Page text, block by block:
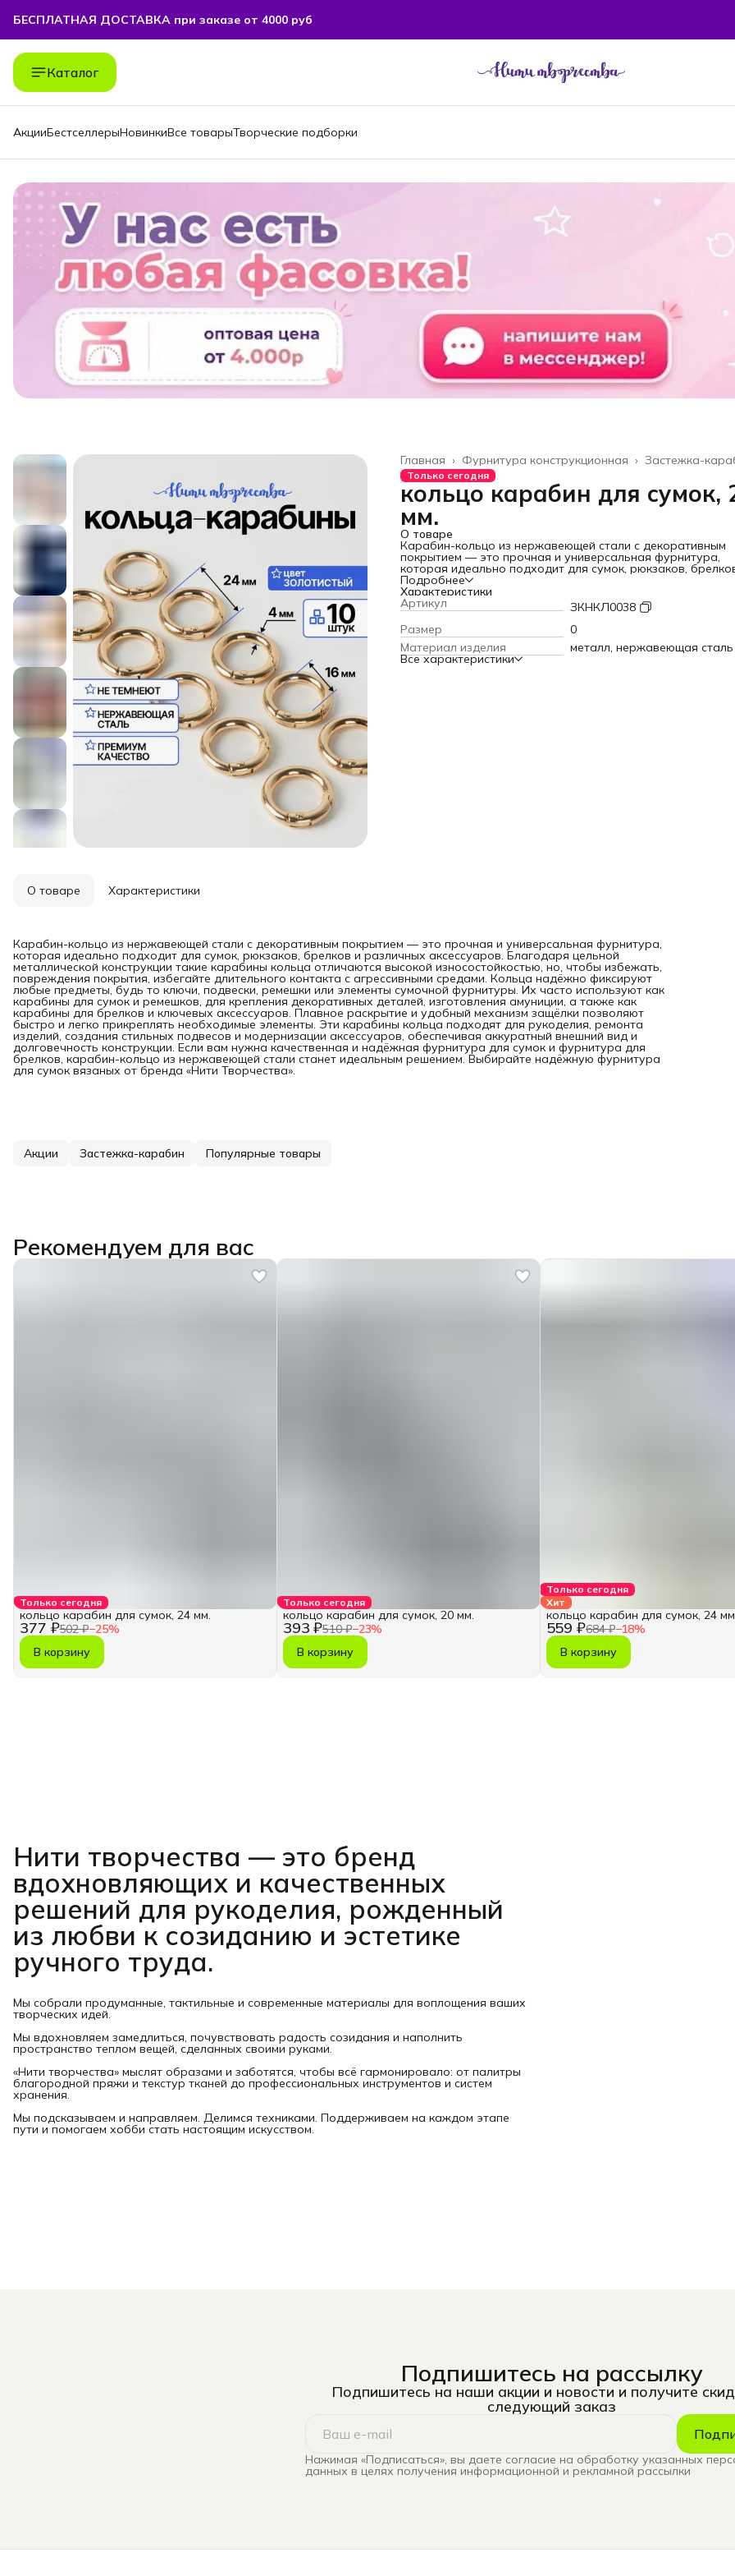
БЕСПЛАТНАЯ ДОСТАВКА при заказе от 4000 руб
БЕСПЛАТНАЯ ДОСТАВКА при заказе от 4000 руб
Каталог
АкцииБестселлерыНовинкиВсе товарыТворческие подборки
Застежка-
Фурнитура конструкционная ›
Главная ›
Только сегодня
кольцо карабин для сумок,
мм.
О товаре
Карабин-кольцо из нержавеющей стали с декоративным
покрытием — это прочная и универсальная фурнитура,
которая идеально подходит для сумок, рюкзаков,
различных аксессуаров. Благодаря цельной
конструкции такие карабины кольца отличаются высокой
износостойкостью, но, чтобы избежать, повреждения
покрытия, избегайте длительного контакта с агрессивными
средами. Кольца надёжно фиксируют любые предметы,
то ключи, подвески, ремешки или элементы сумочной
фурнитуры. Их часто используют как карабины для сумок и
ремешков, для крепления декоративных деталей,
Подробнее
Характеристики
Артикул
ЗКНКЛ0038
Размер
0
Материал изделия
металл, нержавеющая сталь
Все характеристики
О товаре Характеристики
Карабин-кольцо из нержавеющей стали с декоративным покрытием — это прочная и универсальная фурнитура,
которая идеально подходит для сумок, рюкзаков, брелков и различных аксессуаров. Благодаря цельной
металлической конструкции такие карабины кольца отличаются высокой износостойкостью, но, чтобы избежать,
повреждения покрытия, избегайте длительного контакта с агрессивными средами. Кольца надёжно фиксируют
любые предметы, будь то ключи, подвески, ремешки или элементы сумочной фурнитуры. Их часто используют как
карабины для сумок и ремешков, для крепления декоративных деталей, изготовления амуниции, а также как
карабины для брелков и ключевых аксессуаров. Плавное раскрытие и удобный механизм защёлки позволяют
быстро и легко прикреплять необходимые элементы. Эти карабины кольца подходят для рукоделия, ремонта
изделий, создания стильных подвесов и модернизации аксессуаров, обеспечивая аккуратный внешний вид и
долговечность конструкции. Если вам нужна качественная и надёжная фурнитура для сумок и фурнитура для
брелков, карабин-кольцо из нержавеющей стали станет идеальным решением. Выбирайте надёжную фурнитура
для сумок вязаных от бренда «Нити Творчества».
Акции Застежка-карабин Популярные товары
Рекомендуем для вас
Только сегодня
377 ₽502 ₽−25%
кольцо карабин для сумок, 24 мм.
В корзину
Только сегодня
393 ₽510 ₽−23%
кольцо карабин для сумок, 20 мм.
В корзину
Только сегодня
Хит
559 ₽684 ₽−18%
кольцо карабин для сумок, 24
В корзину
Нити творчества — это бренд
вдохновляющих и качественных
решений для рукоделия, рожденный
из любви к созиданию и эстетике
ручного труда.
Мы собрали продуманные, тактильные и современные материалы для воплощения ваших
творческих идей.
Мы вдохновляем замедлиться, почувствовать радость созидания и наполнить
пространство теплом вещей, сделанных своими руками.
«Нити творчества» мыслят образами и заботятся, чтобы всё гармонировало: от палитры
благородной пряжи и текстур тканей до профессиональных инструментов и систем
хранения.
Мы подсказываем и направляем. Делимся техниками. Поддерживаем на каждом этапе
пути и помогаем хобби стать настоящим искусством.
Подпишитесь на рассылку
Подпишитесь на наши акции и новости и получите
следующий заказ
Нажимая «Подписаться», вы даете согласие на обработку указанных
данных в целях получения информационной и рекламной рассылки